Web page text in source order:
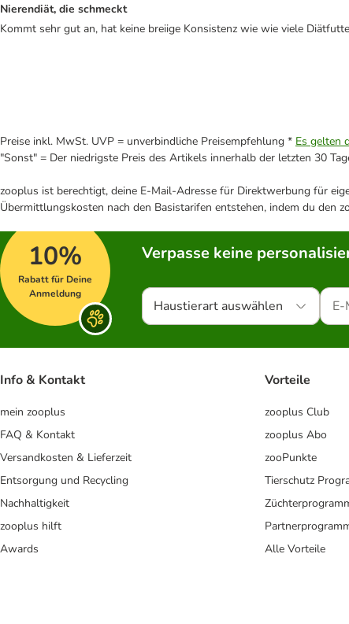
Nierendiät, die schmeckt
Kommt sehr gut an, hat keine breiige Konsistenz wie wie viele
Preise inkl. MwSt. UVP = unverbindliche Preisempfehlung * Es gelten
"Sonst" = Der niedrigste Preis des Artikels innerhalb der letzten 30
zooplus ist berechtigt, deine E-Mail-Adresse für Direktwerbung für
Übermittlungskosten nach den Basistarifen entstehen, indem du den
10%
Rabatt für Deine
Anmeldung
Verpasse keine
Haustierart auswählen
Info & Kontakt
mein zooplus
FAQ & Kontakt
Versandkosten & Lieferzeit
Entsorgung und Recycling
Nachhaltigkeit
zooplus hilft
Awards
Vorteile
zooplus Club
zooplus Abo
zooPunkte
Tierschutz
Alle Vorteile